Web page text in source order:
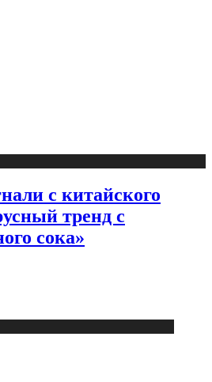
с китайского
тренд с
сока»